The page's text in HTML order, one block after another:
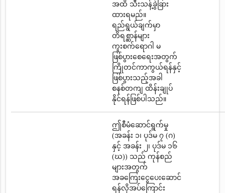
အထိ သီးသန့်ခွဲခြား
ထားရမည်။
ရည်ရွယ်ချက်မှာ
တိရစ္ဆာန်များ
ကူးစက်ရောဂါ မ
ဖြစ်ပွားစေရေးအတွက်
ကြိုတင်ကာကွယ်ရန်နှင့်
ဖြစ်ပွားသည့်အခါ
စနစ်တကျ ထိန်းချုပ်
နိုင်ရန်ဖြစ်ပါသည်။
ဤစီမံဆောင်ရွက်မှု
(အခန်း ၁၊ ပုဒ်မ ၇ (ဂ)
နှင့် အခန်း ၂၊ ပုဒ်မ ၁၆
(ဃ)) သည် ကုန်စည်
များအတွက်
အခကြေးငွေပေးဆောင်
ရန်လိုအပ်ကြောင်း